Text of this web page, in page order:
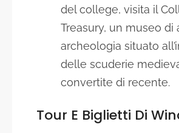
del college, visita il
Treasury, un museo di
archeologia situato
delle scuderie
convertite di recente.
Tour E Biglietti Di